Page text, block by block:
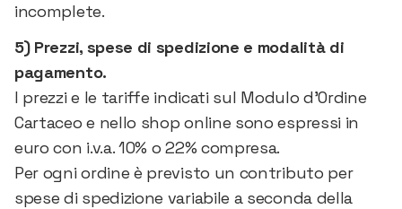
incomplete.
5) Prezzi, spese di spedizione e modalità di
pagamento.
I prezzi e le tariffe indicati sul Modulo d’Ordine
Cartaceo e nello shop online sono espressi in
euro con i.v.a. 10% o 22% compresa.
Per ogni ordine è previsto un contributo per
spese di spedizione variabile a seconda della